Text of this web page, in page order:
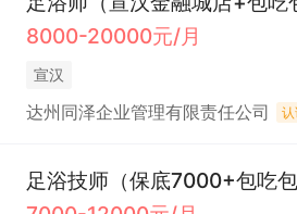
8000-20000元/月
宣汉
达州同泽企业管理有限责任公司
足浴技师（保底7000+包吃包